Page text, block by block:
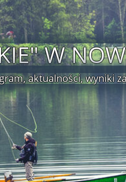
W
aktualności, wyniki